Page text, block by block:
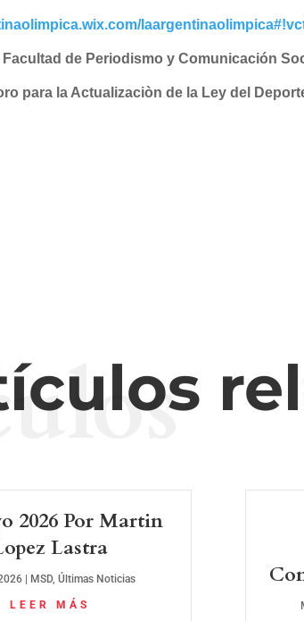
Facultad de Periodismo y Comunicación
para la Actualizaciòn de la Ley del
2026 Por Martin
Lastra
| MSD, Últimas Noticias
LEER MÁS